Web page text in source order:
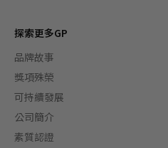
探索更多GP
品牌故事
獎項殊榮
可持續發展
公司簡介
素質認證